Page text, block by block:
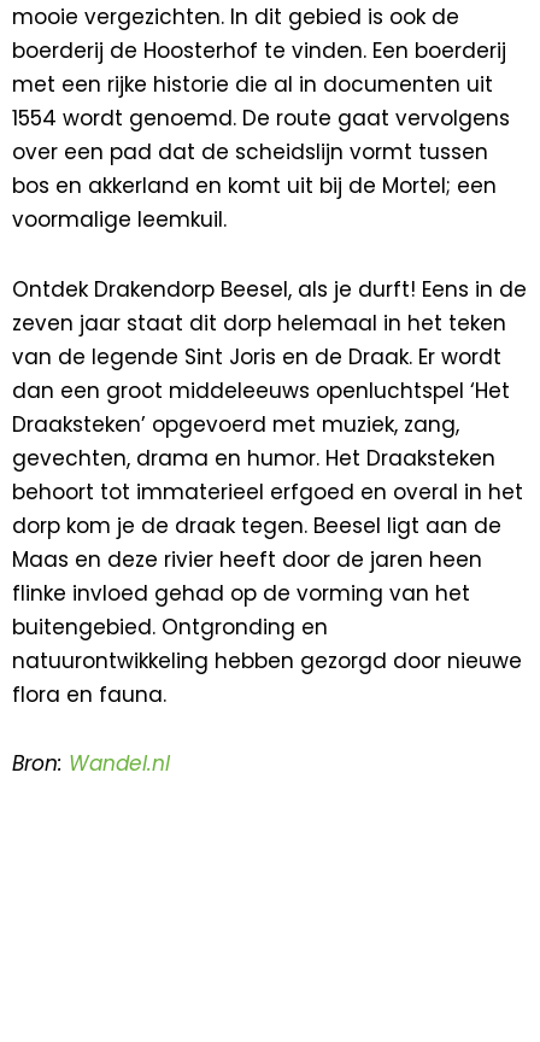
mooie vergezichten. In dit gebied is ook de
boerderij de Hoosterhof te vinden. Een boerderij
met een rijke historie die al in documenten uit
1554 wordt genoemd. De route gaat vervolgens
over een pad dat de scheidslijn vormt tussen
bos en akkerland en komt uit bij de Mortel; een
voormalige leemkuil.
Ontdek Drakendorp Beesel, als je durft! Eens in de
zeven jaar staat dit dorp helemaal in het teken
van de legende Sint Joris en de Draak. Er wordt
dan een groot middeleeuws openluchtspel ‘Het
Draaksteken’ opgevoerd met muziek, zang,
gevechten, drama en humor. Het Draaksteken
behoort tot immaterieel erfgoed en overal in het
dorp kom je de draak tegen. Beesel ligt aan de
Maas en deze rivier heeft door de jaren heen
flinke invloed gehad op de vorming van het
buitengebied. Ontgronding en
natuurontwikkeling hebben gezorgd door nieuwe
flora en fauna.
Bron: Wandel.nl